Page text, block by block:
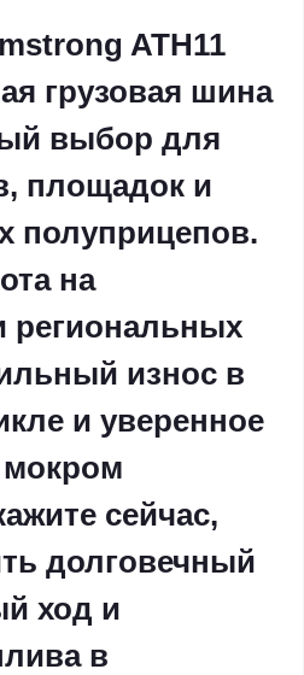
ATH11
грузовая шина
выбор для
площадок и
полуприцепов.
на
региональных
износ в
и уверенное
мокром
сейчас,
долговечный
ход и
в